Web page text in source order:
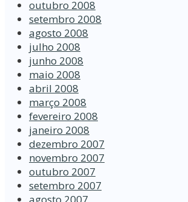
outubro 2008
setembro 2008
agosto 2008
julho 2008
junho 2008
maio 2008
abril 2008
março 2008
fevereiro 2008
janeiro 2008
dezembro 2007
novembro 2007
outubro 2007
setembro 2007